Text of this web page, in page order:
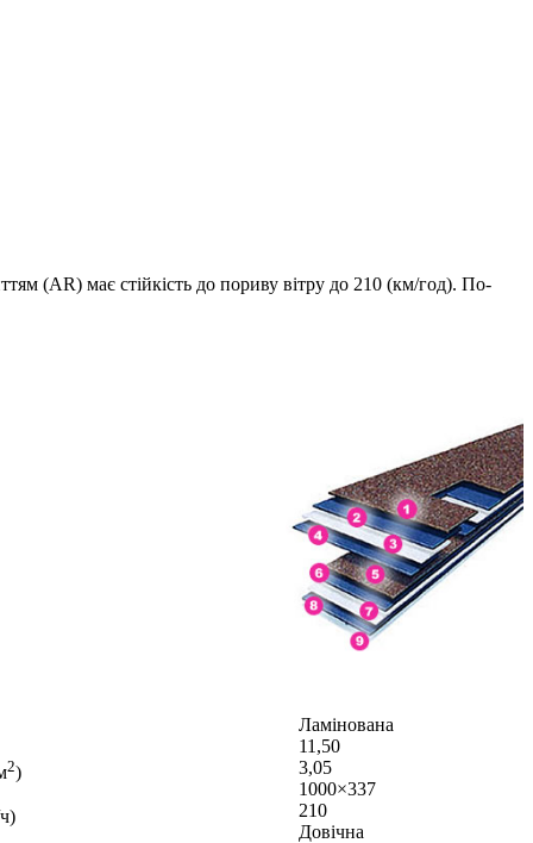
(AR) має стійкість до пориву вітру до 210 (км/год). По-
2)
Ламінована
11,50
3,05
1000×337
210
Довічна